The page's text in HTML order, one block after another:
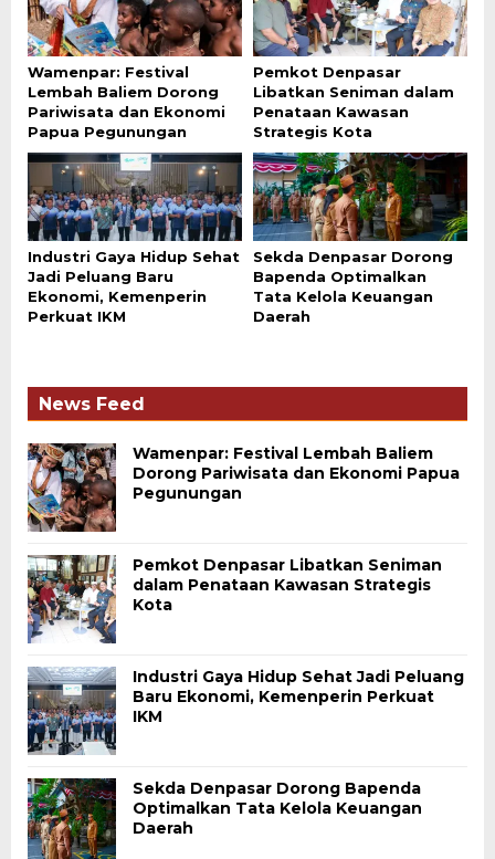
Wamenpar: Festival
Lembah Baliem Dorong
Pariwisata dan Ekonomi
Papua Pegunungan
Pemkot Denpasar
Libatkan Seniman dalam
Penataan Kawasan
Strategis Kota
Industri Gaya Hidup Sehat
Jadi Peluang Baru
Ekonomi, Kemenperin
Perkuat IKM
Sekda Denpasar Dorong
Bapenda Optimalkan
Tata Kelola Keuangan
Daerah
News Feed
Wamenpar: Festival Lembah Baliem
Dorong Pariwisata dan Ekonomi Papua
Pegunungan
Pemkot Denpasar Libatkan Seniman
dalam Penataan Kawasan Strategis
Kota
Industri Gaya Hidup Sehat Jadi Peluang
Baru Ekonomi, Kemenperin Perkuat
IKM
Sekda Denpasar Dorong Bapenda
Optimalkan Tata Kelola Keuangan
Daerah